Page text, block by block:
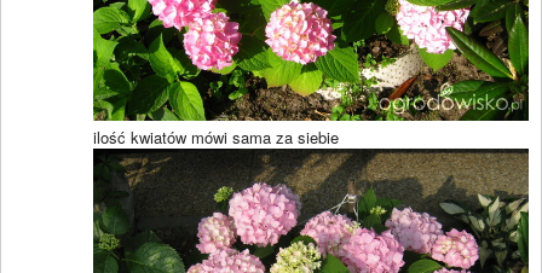
ilość kwiatów mówi sama za siebie